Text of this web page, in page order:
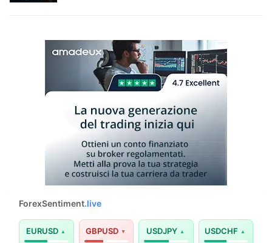
ForexSentiment.live
EURUSD GBPUSD USDJPY USDCHF